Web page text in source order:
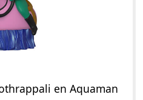
en Aquaman